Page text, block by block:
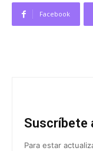
Facebook
Suscríbete
Para estar